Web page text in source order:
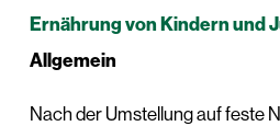
Ernährung von Kindern und
Allgemein
Nach der Umstellung auf feste